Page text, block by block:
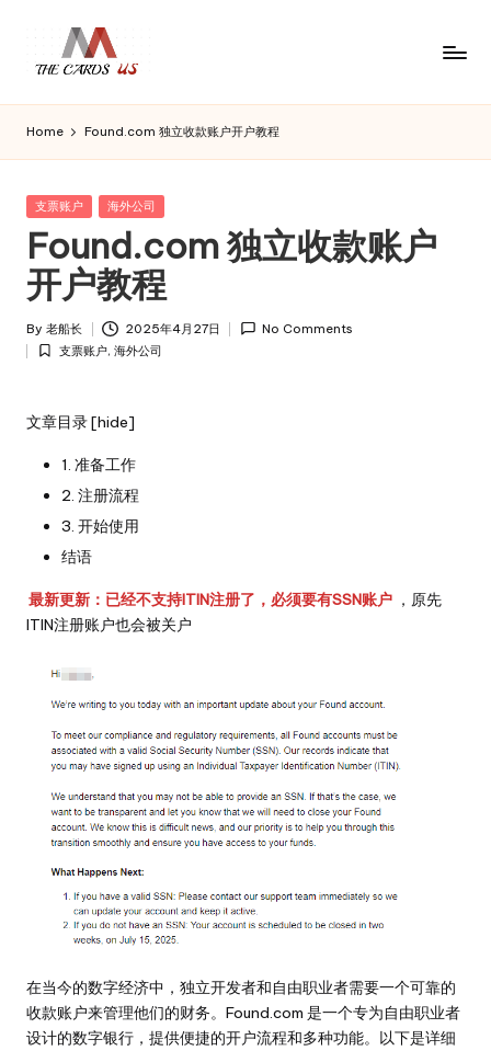
S
r
d
s
of
Home Found.com 独立收款账户开户教程
Posted
支票账户 海外公司
Found.com 独立收款账户
开户教程
Posted
by
By 老船长 2025年4月27日 No Comments
Posted
支票账户, 海外公司
文章目录[hide]
1. 准备工作
2. 注册流程
3. 开始使用
结语
最新更新：已经不支持ITIN注册了，必须要有SSN账户 ，原先
ITIN注册账户也会被关户
在当今的数字经济中，独立开发者和自由职业者需要一个可靠的
收款账户来管理他们的财务。Found.com 是一个专为自由职业者
设计的数字银行，提供便捷的开户流程和多种功能。以下是详细